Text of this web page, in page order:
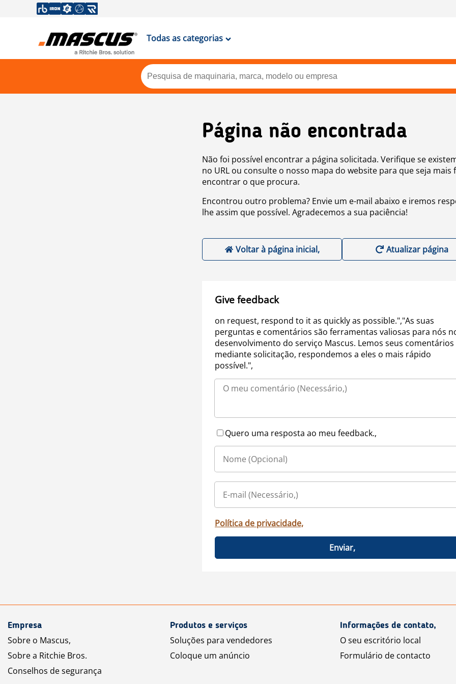
Todas as categorias
Página não encontrada
Não foi possível encontrar a página solicitada. Verifique se
no URL ou consulte o nosso mapa do website para que seja mais
encontrar o que procura.
Encontrou outro problema? Envie um e-mail abaixo e iremos
lhe assim que possível. Agradecemos a sua paciência!
Voltar à página inicial, Atualizar página
Give feedback
on request, respond to it as quickly as possible.","As suas
perguntas e comentários são ferramentas valiosas para nós
desenvolvimento do serviço Mascus. Lemos seus comentários
mediante solicitação, respondemos a eles o mais rápido
possível.",
Quero uma resposta ao meu feedback.,
Política de privacidade,
Enviar,
Empresa
Sobre o Mascus,
Sobre a Ritchie Bros.
Conselhos de segurança
Produtos e serviços
Soluções para vendedores
Coloque um anúncio
Informações de contato,
O seu escritório local
Formulário de contacto